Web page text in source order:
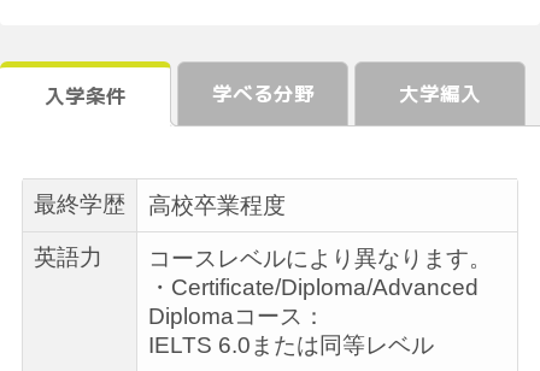
入学条件 学べる分野 大学編入
最終学歴 高校卒業程度
英語力
コースレベルにより異なります。
・Certificate/Diploma/Advanced
Diplomaコース：
IELTS 6.0または同等レベル